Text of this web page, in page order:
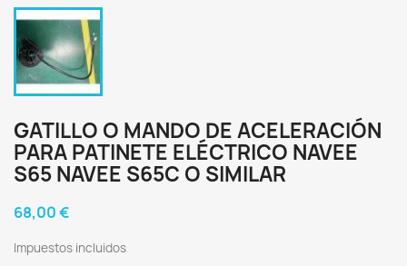
GATILLO O MANDO DE ACELERACIÓN
PARA PATINETE ELÉCTRICO NAVEE
S65 NAVEE S65C O SIMILAR
68,00 €
Impuestos incluidos